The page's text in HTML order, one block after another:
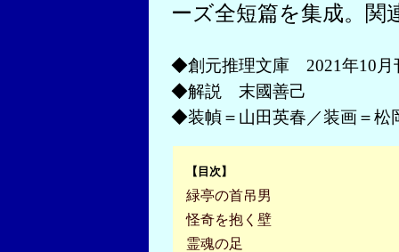
ーズ全短篇を集成。関
◆創元推理文庫 2021年10月
◆解説 末國善己
◆装幀＝山田英春／装画＝松
【目次】
緑亭の首吊男
怪奇を抱く壁
霊魂の足